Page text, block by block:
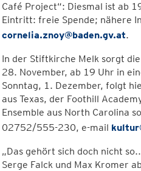
Café Project“: Diesmal ist ab
Eintritt: freie Spende; nähere
cornelia.znoy@baden.gv.at.
In der Stiftkirche Melk sorgt
28. November, ab 19 Uhr in
Sonntag, 1. Dezember, folgt
aus Texas, der Foothill
Ensemble aus North Carolina
02752/555-230, e-mail
„Das gehört sich doch nicht
Serge Falck und Max Kromer